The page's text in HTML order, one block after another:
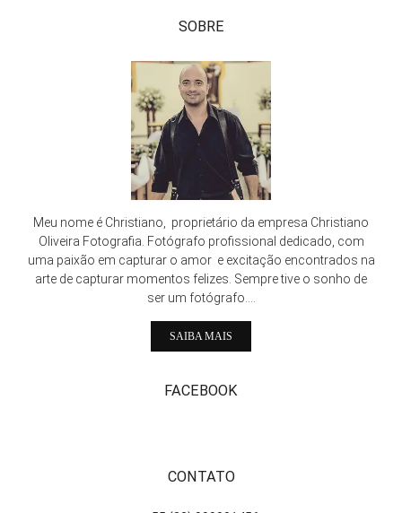
SOBRE
Meu nome é Christiano, proprietário da empresa Christiano
Oliveira Fotografia. Fotógrafo profissional dedicado, com
uma paixão em capturar o amor e excitação encontrados na
arte de capturar momentos felizes. Sempre tive o sonho de
ser um fotógrafo....
SAIBA MAIS
FACEBOOK
CONTATO